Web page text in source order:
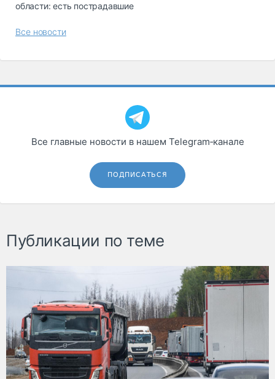
области: есть пострадавшие
Все новости
Все главные новости в нашем Telegram‑канале
ПОДПИСАТЬСЯ
Публикации по теме